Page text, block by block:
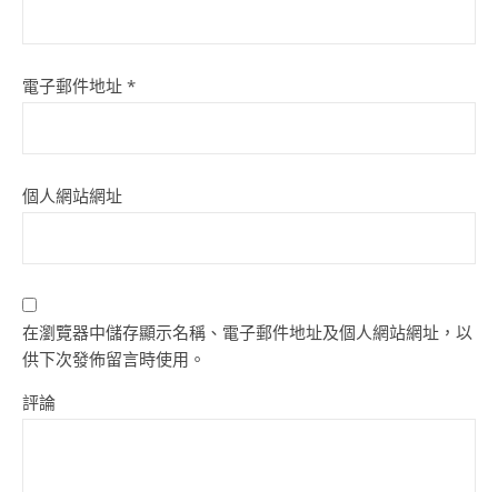
電子郵件地址 *
個人網站網址
在瀏覽器中儲存顯示名稱、電子郵件地址及個人網站網址，以
供下次發佈留言時使用。
評論